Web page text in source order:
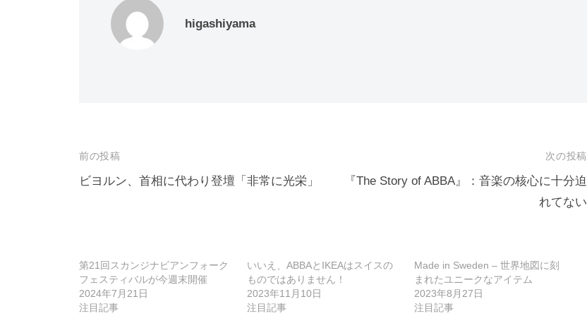
higashiyama
投
稿
ー
シ
前の投稿
ビヨルン、首相に代わり登壇「非常に光栄」
次の投稿
『The Story of ABBA』：音楽の核心に十分迫
れてない
第21回スカンジナビアンフォーク
フェスティバルが今週末開催
2024年7月21日
注目記事
いいえ、ABBAとIKEAはスイスの
ものではありません！
2023年11月10日
注目記事
Made in Sweden – 世界地図に刻
まれたユニークなアイテム
2023年8月27日
注目記事